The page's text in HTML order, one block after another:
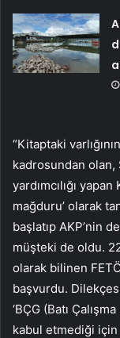
“Kitaptaki
kadrosundan olan,
yardımcılığı
mağduru’ olarak
başlatıp AKP’nin
müşteki de oldu. 22
olarak bilinen
başvurdu. Dilekçesi
‘BÇG (Batı
kabul etmediği